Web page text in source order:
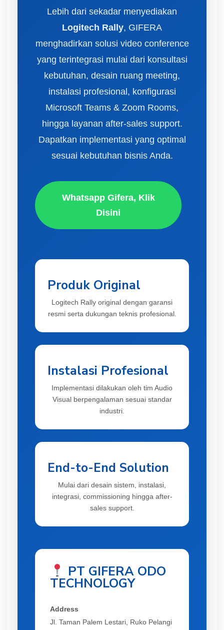
Lebih dari sekadar menyediakan
Logitech Rally, GIFERA
menghadirkan solusi video conference
yang terintegrasi mulai dari konsultasi
kebutuhan, desain ruang meeting,
instalasi profesional, konfigurasi
Microsoft Teams & Zoom Rooms,
hingga layanan after-sales support.
Dapatkan implementasi yang optimal
sesuai kebutuhan bisnis Anda.
Whatsapp Gifera, Klik
Disini
Produk Original
Logitech Rally original dengan garansi
resmi serta dukungan teknis profesional.
Instalasi Profesional
Implementasi dilakukan oleh tim Audio
Visual berpengalaman sesuai standar
industri.
End-to-End Solution
Mulai dari desain sistem, instalasi,
integrasi, commissioning hingga after-
sales support.
PT GIFERA ODO
TECHNOLOGY
Address
Jl. Taman Palem Lestari, Ruko Pelangi